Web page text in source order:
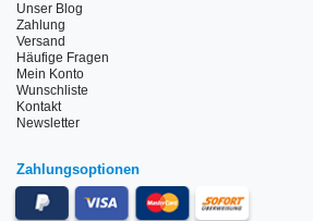
Unser Blog
Zahlung
Versand
Häufige Fragen
Mein Konto
Wunschliste
Kontakt
Newsletter
Zahlungsoptionen